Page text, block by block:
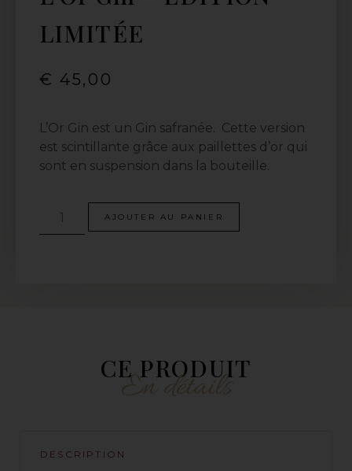
LIMITÉE
€ 45,00
L’Or Gin est un Gin safranée. Cette version
est scintillante grâce aux paillettes d’or qui
sont en suspension dans la bouteille.
AJOUTER AU PANIER
CE PRODUIT
En détails
DESCRIPTION